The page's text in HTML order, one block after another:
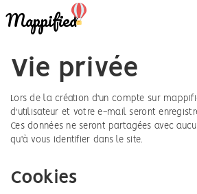
Mappified
Vie privée
Lors de la création d'un compte sur
d'utilisateur et votre e-mail seront
Ces données ne seront partagées avec
qu'à vous identifier dans le site.
Cookies